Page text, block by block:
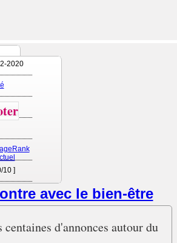
2020
10 ]
avec le bien-être
centaines d'annonces autour du